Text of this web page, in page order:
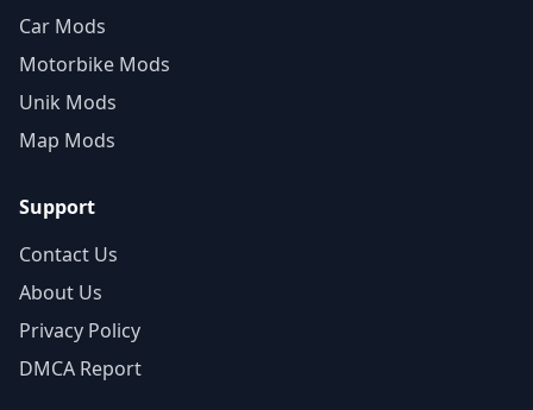
Car Mods
Motorbike Mods
Unik Mods
Map Mods
Support
Contact Us
About Us
Privacy Policy
DMCA Report